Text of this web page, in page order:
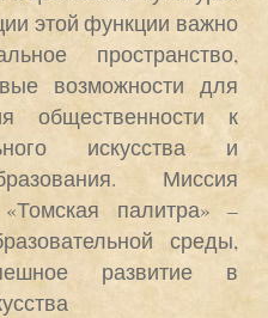
этой функции важно
пространство,
возможности для
общественности к
искусства и
Миссия
палитра» –
среды,
развитие в